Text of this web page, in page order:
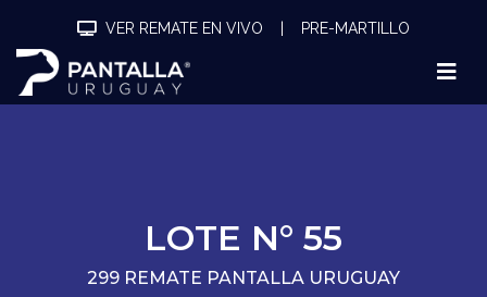
VER REMATE EN VIVO PRE-MARTILLO
LOTE N° 55
299 REMATE PANTALLA URUGUAY